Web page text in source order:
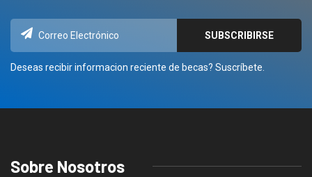
Deseas recibir informacion reciente de becas? Suscríbete.
Sobre Nosotros